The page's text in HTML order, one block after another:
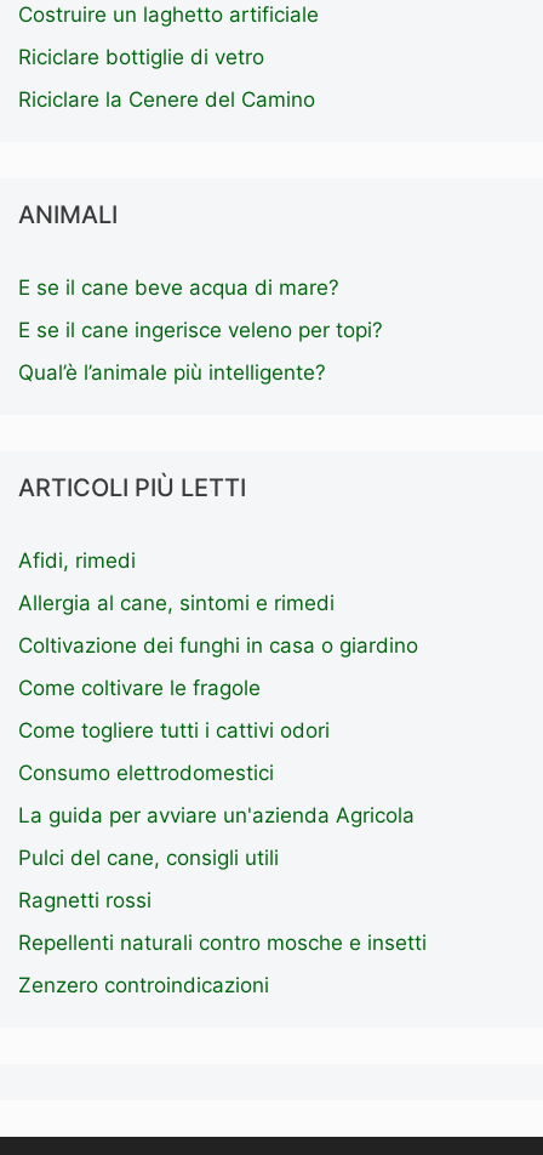
Costruire un laghetto artificiale
Riciclare bottiglie di vetro
Riciclare la Cenere del Camino
ANIMALI
E se il cane beve acqua di mare?
E se il cane ingerisce veleno per topi?
Qual’è l’animale più intelligente?
ARTICOLI PIÙ LETTI
Afidi, rimedi
Allergia al cane, sintomi e rimedi
Coltivazione dei funghi in casa o giardino
Come coltivare le fragole
Come togliere tutti i cattivi odori
Consumo elettrodomestici
La guida per avviare un'azienda Agricola
Pulci del cane, consigli utili
Ragnetti rossi
Repellenti naturali contro mosche e insetti
Zenzero controindicazioni